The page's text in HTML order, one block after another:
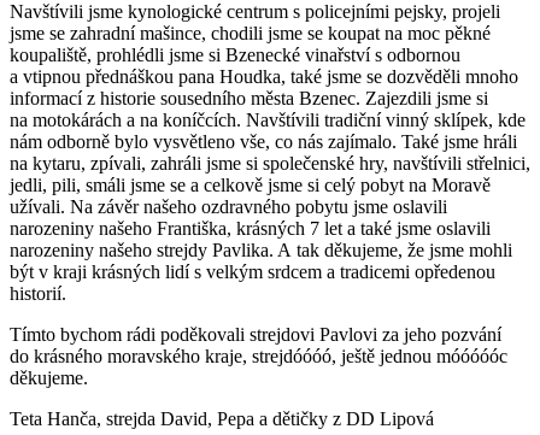
Navštívili jsme kynologické centrum s policejními pejsky, projeli
jsme se zahradní mašince, chodili jsme se koupat na moc pěkné
koupaliště, prohlédli jsme si Bzenecké vinařství s odbornou
a vtipnou přednáškou pana Houdka, také jsme se dozvěděli mnoho
informací z historie sousedního města Bzenec. Zajezdili jsme si
na motokárách a na koníčcích. Navštívili tradiční vinný sklípek, kde
nám odborně bylo vysvětleno vše, co nás zajímalo. Také jsme hráli
na kytaru, zpívali, zahráli jsme si společenské hry, navštívili střelnici,
jedli, pili, smáli jsme se a celkově jsme si celý pobyt na Moravě
užívali. Na závěr našeho ozdravného pobytu jsme oslavili
narozeniny našeho Františka, krásných 7 let a také jsme oslavili
narozeniny našeho strejdy Pavlika. A tak děkujeme, že jsme mohli
být v kraji krásných lidí s velkým srdcem a tradicemi opředenou
historií.
Tímto bychom rádi poděkovali strejdovi Pavlovi za jeho pozvání
do krásného moravského kraje, strejdóóóó, ještě jednou móóóóóc
děkujeme.
Teta Hanča, strejda David, Pepa a dětičky z DD Lipová